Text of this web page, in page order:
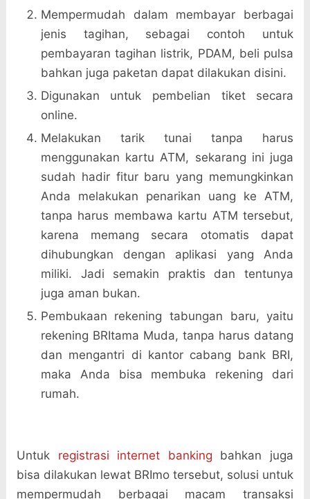
Mempermudah dalam membayar berbagai
jenis tagihan, sebagai contoh untuk
pembayaran tagihan listrik, PDAM, beli pulsa
bahkan juga paketan dapat dilakukan disini.
Digunakan untuk pembelian tiket secara
online.
Melakukan tarik tunai tanpa harus
menggunakan kartu ATM, sekarang ini juga
sudah hadir fitur baru yang memungkinkan
Anda melakukan penarikan uang ke ATM,
tanpa harus membawa kartu ATM tersebut,
karena memang secara otomatis dapat
dihubungkan dengan aplikasi yang Anda
miliki. Jadi semakin praktis dan tentunya
juga aman bukan.
Pembukaan rekening tabungan baru, yaitu
rekening BRItama Muda, tanpa harus datang
dan mengantri di kantor cabang bank BRI,
maka Anda bisa membuka rekening dari
rumah.
Untuk registrasi internet banking bahkan juga
bisa dilakukan lewat BRImo tersebut, solusi untuk
mempermudah berbagai macam transaksi